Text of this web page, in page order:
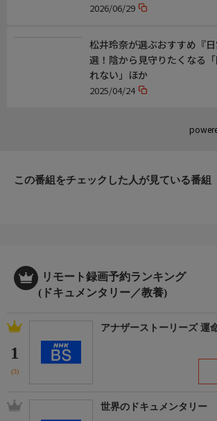
2026/06/29
松井玲奈が選ぶおすすめ『
選！陰から見守りたくなる
れない」ほか
2025/04/24
この番組をチェックした人が見ている番組
リモート録画予約ランキング
(ドキュメンタリー／教養)
1
(3)
アナザーストーリーズ 運
世界のドキュメンタリー